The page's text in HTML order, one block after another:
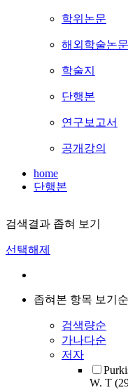
학위논문
해외학술논문
학술지
단행본
연구보고서
공개강의
home
단행본
검색결과 좁혀 보기
선택해제
좁혀본 항목 보기
검색량순
가나다순
저자
W. T